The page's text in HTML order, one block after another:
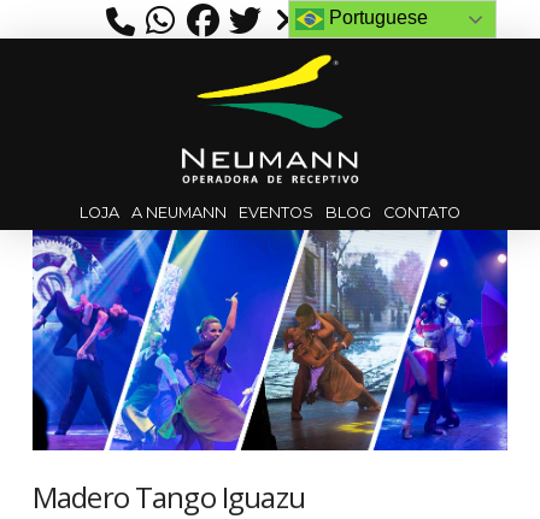
LOJA A NEUMANN EVENTOS BLOG CONTATO
Madero Tango Iguazu
Portuguese